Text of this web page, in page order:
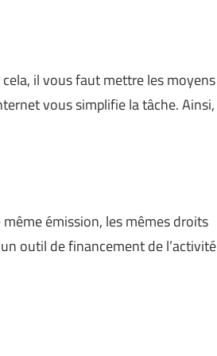
il vous faut mettre les moyens
vous simplifie la tâche. Ainsi,
émission, les mêmes droits
outil de financement de l’activité